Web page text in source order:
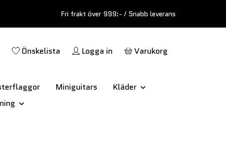
Fri frakt över 999:- / Snabb leverans
Önskelista Logga in Varukorg
Miniguitars
Kläder